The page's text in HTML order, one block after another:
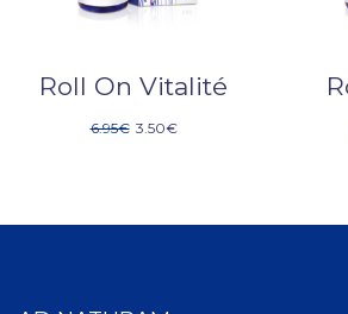
Roll On Vitalité
6.95€ 3.50€